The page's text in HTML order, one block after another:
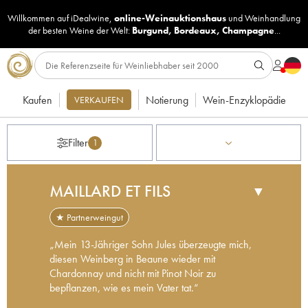
Willkommen auf iDealwine, online-Weinauktionshaus undWeinhandlung
der besten Weine der Welt: Burgund, Bordeaux, Champagne...
Kaufen VERKAUFEN Notierung Wein-Enzyklopädie
Filter 1
MAILLARD ET FILS ▼
★ Partnerweingut
„Mein 13-Jähriger Sohn Jules überzeugte mich,
diesen Weinberg in Beaune wieder mit
Chardonnay und nicht mit Pinot Noir zu
bepflanzen, wie es mein Vater tat.“